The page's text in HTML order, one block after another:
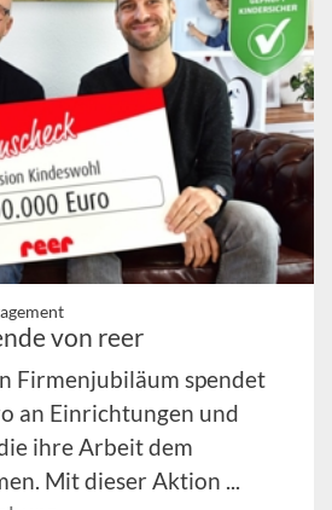
von reer
Firmenjubiläum spendet
an Einrichtungen und
ihre Arbeit dem
Mit dieser Aktion ...